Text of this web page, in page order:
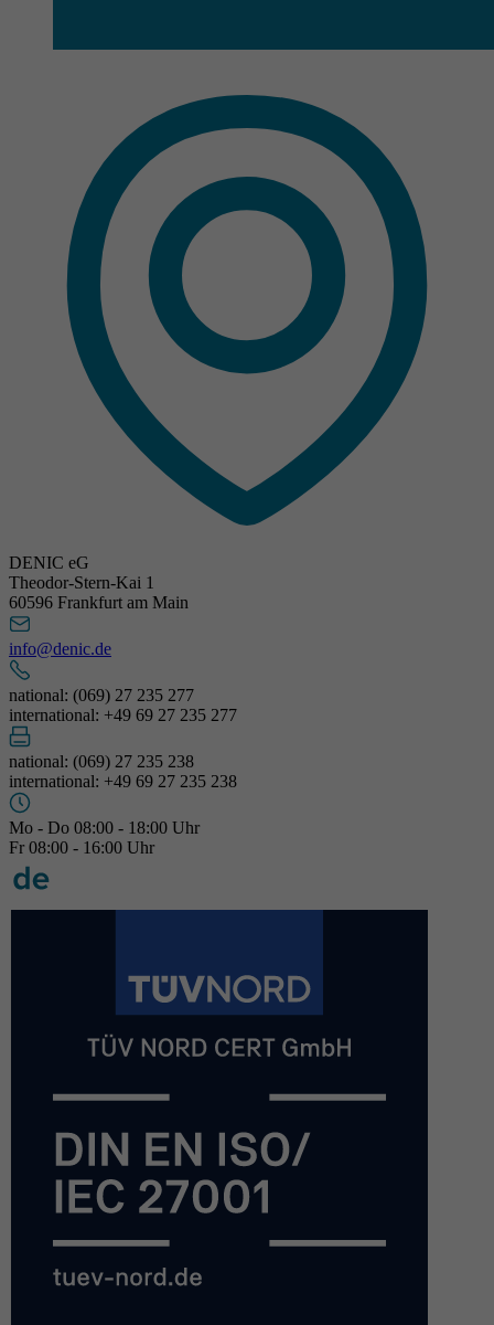
DENIC eG
Theodor-Stern-Kai 1
60596 Frankfurt am Main
info@denic.de
national: (069) 27 235 277
international: +49 69 27 235 277
national: (069) 27 235 238
international: +49 69 27 235 238
Mo - Do 08:00 - 18:00 Uhr
Fr 08:00 - 16:00 Uhr